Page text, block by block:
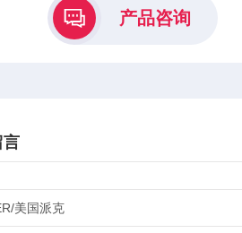
产品咨询
言
美国派克